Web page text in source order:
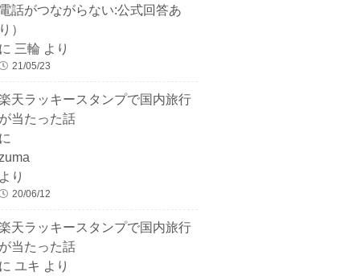
話がつながらない:公式回答あ
）
三輪 より
21/05/23
天ラッキースタンプで国内旅行
当たった話
り
20/06/12
天ラッキースタンプで国内旅行
当たった話
ユキ より